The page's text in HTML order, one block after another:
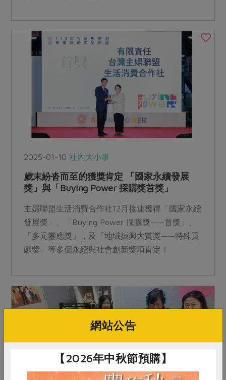
經濟生活的目標下，落實合作社精神。
2025-01-10社內大小事
歲末紛沓而至的獲獎肯定 「國家永續發展
獎」與「Buying Power 採購獎首獎」
主婦聯盟生活消費合作社12月接連獲得「國家永續
發展獎」、「Buying Power 採購獎——首獎」、
「多元響應獎」，及「地域振興大賞獎——特殊貢
獻獎」等多個永續與社會創新獎項肯定！
網站公告
【2026年中秋節預購】